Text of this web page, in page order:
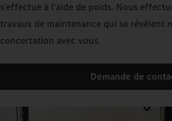
s’effectue à l’aide de poids. Nous
travaux de maintenance qui se révèlent
concertation avec vous.
Demande de